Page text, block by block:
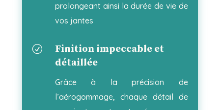
prolongeant ainsi la durée de vie de
vos jantes
R
Finition impeccable et
détaillée
Grâce à la précision de
l’aérogommage, chaque détail de